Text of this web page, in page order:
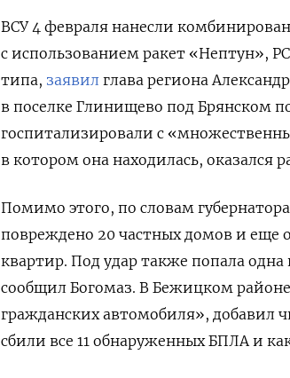
ВСУ 4 февраля нанесли
с использованием ракет «Нептун»,
типа, заявил глава региона
в поселке Глинищево под Брянском
госпитализировали с
в котором она находилась, оказался
Помимо этого, по словам
повреждено 20 частных домов и еще
квартир. Под удар также попала
сообщил Богомаз. В Бежицком
гражданских автомобиля», добавил
сбили все 11 обнаруженных БПЛА и